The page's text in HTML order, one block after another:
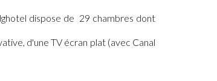
dispose de 29 chambres dont
d'une TV écran plat (avec Canal